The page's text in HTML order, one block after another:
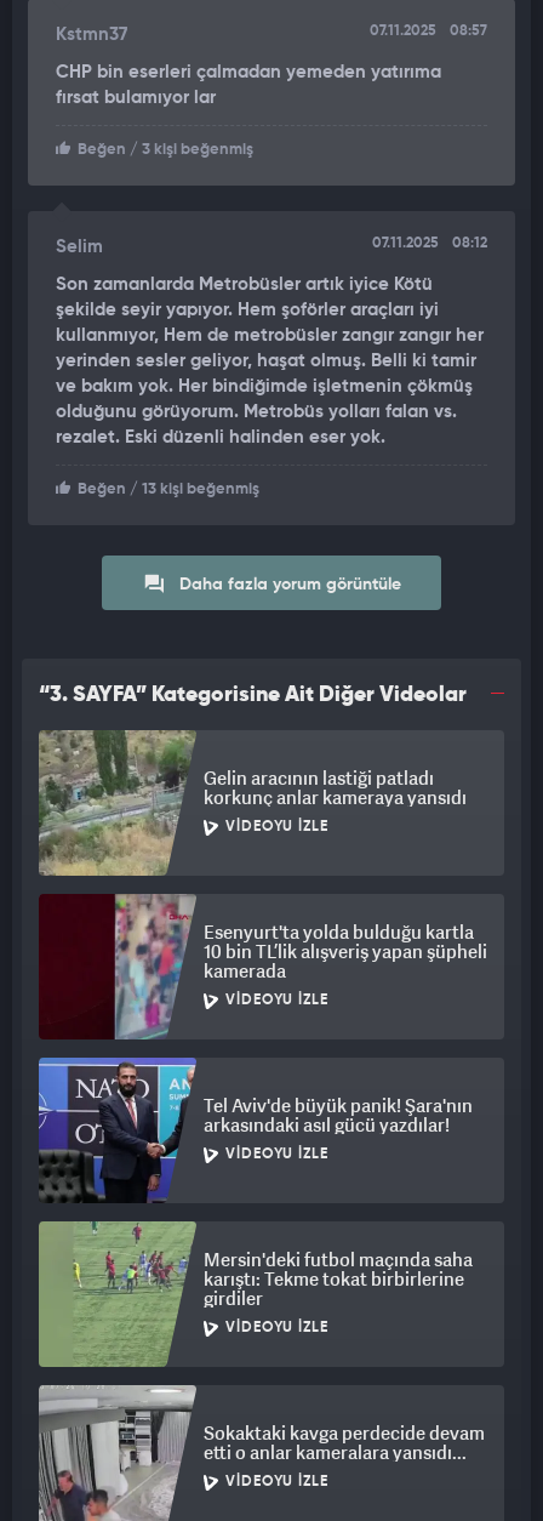
Kstmn37 07.11.2025 08:57
CHP bin eserleri çalmadan yemeden yatırıma
fırsat bulamıyor lar
Beğen / 3 kişi beğenmiş
Selim 07.11.2025 08:12
Son zamanlarda Metrobüsler artık iyice Kötü
şekilde seyir yapıyor. Hem şoförler araçları iyi
kullanmıyor, Hem de metrobüsler zangır zangır her
yerinden sesler geliyor, haşat olmuş. Belli ki tamir
ve bakım yok. Her bindiğimde işletmenin çökmüş
olduğunu görüyorum. Metrobüs yolları falan vs.
rezalet. Eski düzenli halinden eser yok.
Beğen / 13 kişi beğenmiş
Daha fazla yorum görüntüle
“3. SAYFA” Kategorisine Ait Diğer Videolar
Gelin aracının lastiği patladı
korkunç anlar kameraya yansıdı
VIDEOYU İZLE
Esenyurt'ta yolda bulduğu kartla
10 bin TL’lik alışveriş yapan şüpheli
kamerada
VIDEOYU İZLE
Tel Aviv'de büyük panik! Şara'nın
arkasındaki asıl gücü yazdılar!
VIDEOYU İZLE
Mersin'deki futbol maçında saha
karıştı: Tekme tokat birbirlerine
girdiler
VIDEOYU İZLE
Sokaktaki kavga perdecide devam
etti o anlar kameralara yansıdı...
VIDEOYU İZLE